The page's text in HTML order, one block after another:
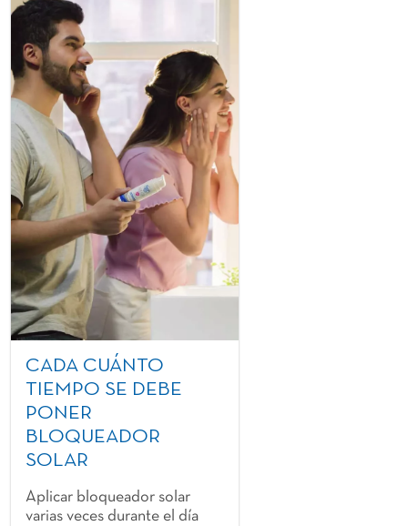
CADA CUÁNTO
TIEMPO SE DEBE
PONER
BLOQUEADOR
SOLAR
Aplicar bloqueador solar
varias veces durante el día